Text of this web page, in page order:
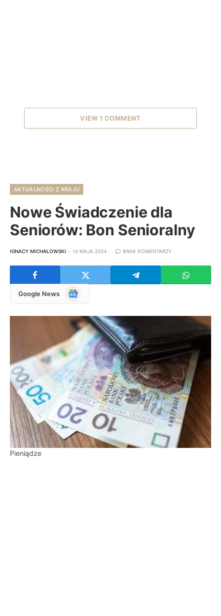
VIEW 1 COMMENT
AKTUALNOŚCI Z KRAJU
Nowe Świadczenie dla
Seniorów: Bon Senioralny
IGNACY MICHAŁOWSKI 14 MAJA 2024 BRAK KOMENTARZY
Google News
Google
Pieniądze